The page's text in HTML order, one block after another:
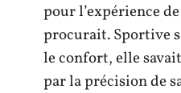
pour l’expérience
procurait. Sportive
le confort, elle
par la précision de